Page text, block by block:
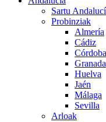
Sartu
Probinziak
Almería
Cádiz
Córdoba
Granada
Huelva
Jaén
Málaga
Sevilla
Arloak